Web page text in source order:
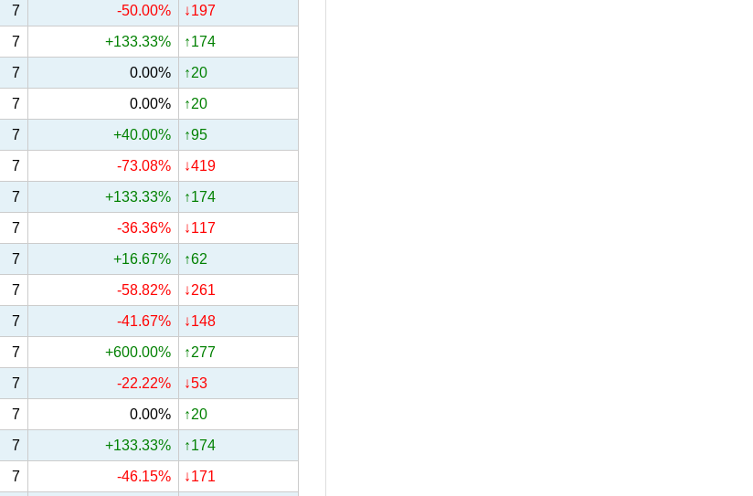
7 -50.00%
↓197
7 +133.33%
↑174
7 0.00%
↑20
7 0.00%
↑20
7 +40.00%
↑95
7 -73.08%
↓419
7 +133.33%
↑174
7 -36.36%
↓117
7 +16.67%
↑62
7 -58.82%
↓261
7 -41.67%
↓148
7 +600.00%
↑277
7 -22.22%
↓53
7 0.00%
↑20
7 +133.33%
↑174
7 -46.15%
↓171